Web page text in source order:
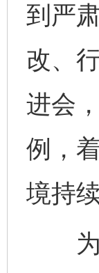
到严
改、
进会
例，
境持
为